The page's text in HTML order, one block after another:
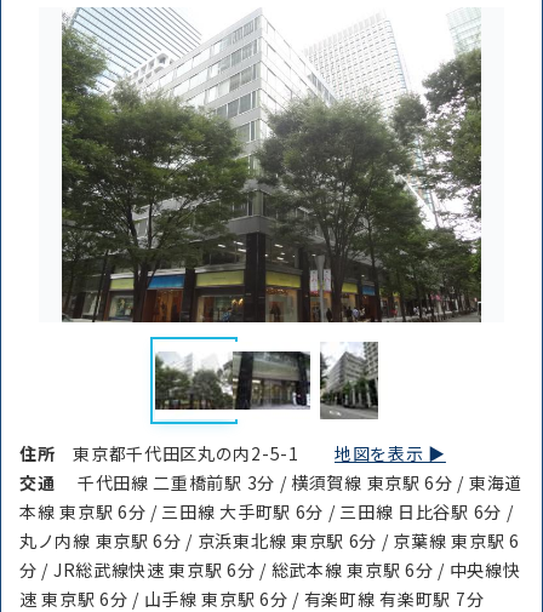
住所東京都千代田区丸の内2-5-1地図を表示 ▶︎
交通
千代田線 二重橋前駅 3分 / 横須賀線 東京駅 6分 / 東海道
本線 東京駅 6分 / 三田線 大手町駅 6分 / 三田線 日比谷駅 6分 /
丸ノ内線 東京駅 6分 / 京浜東北線 東京駅 6分 / 京葉線 東京駅 6
分 / JR総武線快速 東京駅 6分 / 総武本線 東京駅 6分 / 中央線快
速 東京駅 6分 / 山手線 東京駅 6分 / 有楽町線 有楽町駅 7分